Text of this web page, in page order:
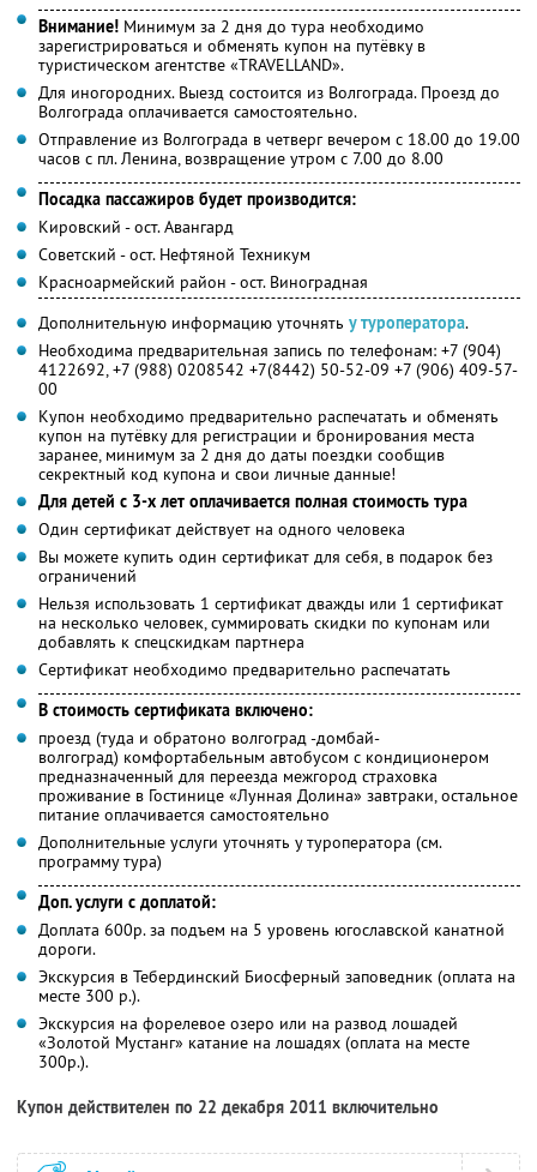
Внимание! Минимум за 2 дня до тура необходимо
зарегистрироваться и обменять купон на путёвку в
туристическом агентстве «TRAVELLAND».
Для иногородних. Выезд состоится из Волгограда. Проезд до
Волгограда оплачивается самостоятельно.
Отправление из Волгограда в четверг вечером с 18.00 до 19.00
часов с пл. Ленина, возвращение утром с 7.00 до 8.00
Посадка пассажиров будет производится:
Кировский - ост. Авангард
Советский - ост. Нефтяной Техникум
Красноармейский район - ост. Виноградная
Дополнительную информацию уточнять у туроператора.
Необходима предварительная запись по телефонам: +7 (904)
4122692, +7 (988) 0208542 +7(8442) 50-52-09 +7 (906) 409-57-
00
Купон необходимо предварительно распечатать и обменять
купон на путёвку для регистрации и бронирования места
заранее, минимум за 2 дня до даты поездки сообщив
секректный код купона и свои личные данные!
Для детей с 3-х лет оплачивается полная стоимость тура
Один сертификат действует на одного человека
Вы можете купить один сертификат для себя, в подарок без
ограничений
Нельзя использовать 1 сертификат дважды или 1 сертификат
на несколько человек, суммировать скидки по купонам или
добавлять к спецскидкам партнера
Сертификат необходимо предварительно распечатать
В стоимость сертификата включено:
проезд (туда и обратоно волгоград -домбай-
волгоград) комфортабельным автобусом с кондиционером
предназначенный для переезда межгород страховка
проживание в Гостинице «Лунная Долина» завтраки, остальное
питание оплачивается самостоятельно
Дополнительные услуги уточнять у туроператора (см.
программу тура)
Доп. услуги с доплатой:
Доплата 600р. за подъем на 5 уровень югославской канатной
дороги.
Экскурсия в Тебердинский Биосферный заповедник (оплата на
месте 300 р.).
Экскурсия на форелевое озеро или на развод лошадей
«Золотой Мустанг» катание на лошадях (оплата на месте
300р.).
Купон действителен по 22 декабря 2011 включительно